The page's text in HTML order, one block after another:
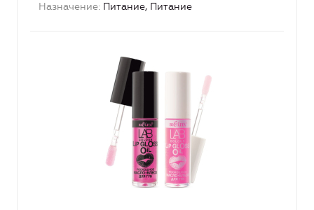
Назначение Питание, Питание